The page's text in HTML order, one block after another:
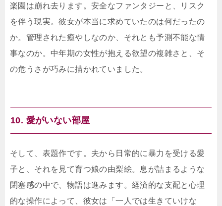
楽園は崩れ去ります。安全なファンタジーと、リスク
を伴う現実。彼女が本当に求めていたのは何だったの
か。管理された癒やしなのか、それとも予測不能な情
事なのか。中年期の女性が抱える欲望の複雑さと、そ
の危うさが巧みに描かれていました。
10. 愛がいない部屋
そして、表題作です。夫から日常的に暴力を受ける愛
子と、それを見て育つ娘の由梨絵。息が詰まるような
閉塞感の中で、物語は進みます。経済的な支配と心理
的な操作によって、彼女は「一人では生きていけな